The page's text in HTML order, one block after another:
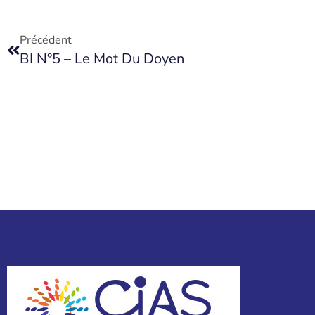
Précédent
BI N°5 – Le Mot Du Doyen